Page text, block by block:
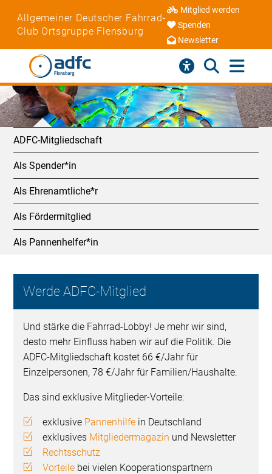
Allgemeiner Deutscher Fahrrad-
Club Ortsgruppe Flensburg
Mitglied werden
Spenden
Newsletter
ADFC-Mitgliedschaft
Als Spender*in
Als Ehrenamtliche*r
Als Fördermitglied
Als Pannenhelfer*in
Werde ADFC-Mitglied
Und stärke die Fahrrad-Lobby! Je mehr wir sind,
desto mehr Einfluss haben wir auf die Politik. Die
ADFC-Mitgliedschaft kostet 66 €/Jahr für
Einzelpersonen, 78 €/Jahr für Familien/Haushalte.
Das sind exklusive Mitglieder-Vorteile:
exklusive Pannenhilfe in Deutschland
exklusives Mitgliedermagazin und Newsletter
Rechtsschutz
Vorteile bei vielen Kooperationspartnern